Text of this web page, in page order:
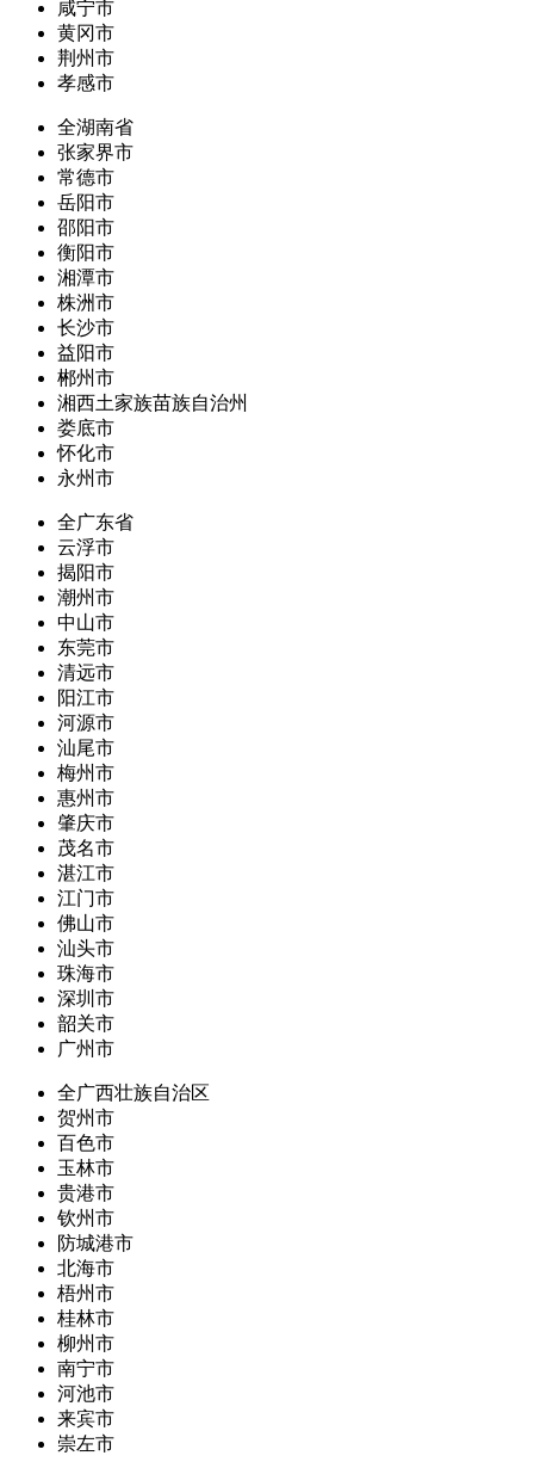
咸宁市
黄冈市
荆州市
孝感市
全湖南省
张家界市
常德市
岳阳市
邵阳市
衡阳市
湘潭市
株洲市
长沙市
益阳市
郴州市
湘西土家族苗族自治州
娄底市
怀化市
永州市
全广东省
云浮市
揭阳市
潮州市
中山市
东莞市
清远市
阳江市
河源市
汕尾市
梅州市
惠州市
肇庆市
茂名市
湛江市
江门市
佛山市
汕头市
珠海市
深圳市
韶关市
广州市
全广西壮族自治区
贺州市
百色市
玉林市
贵港市
钦州市
防城港市
北海市
梧州市
桂林市
柳州市
南宁市
河池市
来宾市
崇左市